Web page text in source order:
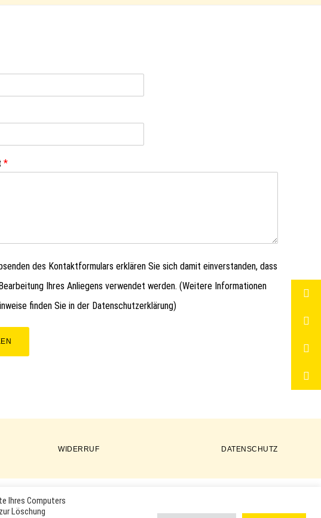
*
des Kontaktformulars erklären Sie sich damit einverstanden, dass
Ihres Anliegens verwendet werden. (Weitere Informationen
finden Sie in der Datenschutzerklärung)
WIDERRUF DATENSCHUTZ
DER PRODUKTE VERWENDET UND KÖNNEN EINGETRAGENE MARKEN
Ihres Computers
Löschung